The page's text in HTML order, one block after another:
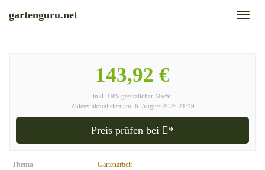
Toggle
gartenguru.net
143,92 €
inkl. 19% gesetzlicher MwSt.
Zuletzt aktualisiert am: 6. August 2026 21:19
Preis prüfen bei *
Thema
Gartenarbeit